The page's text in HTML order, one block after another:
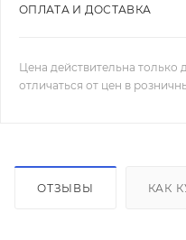
ОПЛАТА И ДОСТАВКА
Цена действительна только
отличаться от цен в
ОТЗЫВЫ КАК